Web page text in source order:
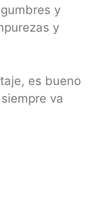
y
y
es bueno
va